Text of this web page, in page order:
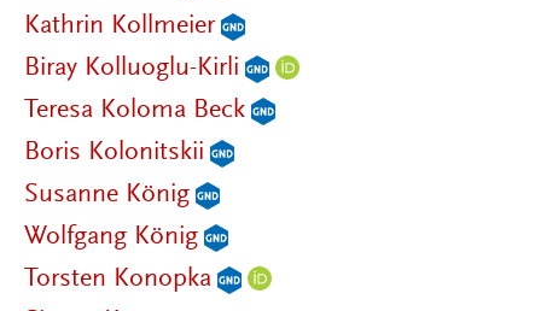
Kathrin Kollmeier
Biray Kolluoglu-Kirli
Teresa Koloma Beck
Boris Kolonitskii
Susanne König
Wolfgang König
Torsten Konopka